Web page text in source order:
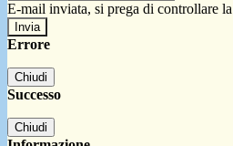
E-mail inviata, si prega di controllare
Errore
Chiudi
Successo
Chiudi